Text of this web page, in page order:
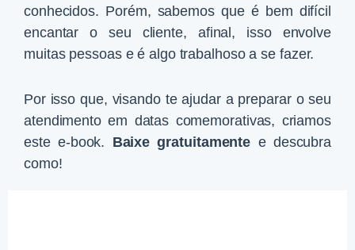
conhecidos. Porém, sabemos que é bem difícil
encantar o seu cliente, afinal, isso envolve
muitas pessoas e é algo trabalhoso a se fazer.
Por isso que, visando te ajudar a preparar o seu
atendimento em datas comemorativas, criamos
este e-book. Baixe gratuitamente e descubra
como!